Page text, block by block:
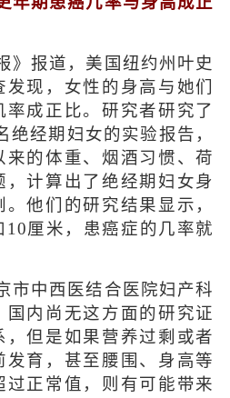
》报道，美国纽约州叶史
现，女性的身高与她们
成正比。研究者研究了
绝经期妇女的实验报告，
的体重、烟酒习惯、荷
，计算出了绝经期妇女身
他们的研究结果显示，
厘米，患癌症的几率就
市中西医结合医院妇产科
国内尚无这方面的研究证
，但是如果营养过剩或者
发育，甚至腰围、身高等
正常值，则有可能带来